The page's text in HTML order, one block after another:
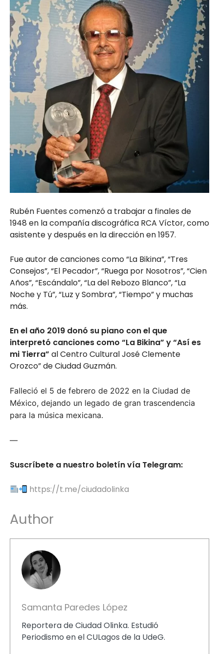
Rubén Fuentes comenzó a trabajar a finales de
1948 en la compañía discográfica RCA Víctor, como
asistente y después en la dirección en 1957.
Fue autor de canciones como “La Bikina”, “Tres
Consejos”, “El Pecador”, “Ruega por Nosotros”, “Cien
Años”, “Escándalo”, “La del Rebozo Blanco”, “La
Noche y Tú”, “Luz y Sombra”, “Tiempo” y muchas
más.
En el año 2019 donó su piano con el que
interpretó canciones como “La Bikina” y “Así es
mi Tierra” alCentro Cultural José Clemente
Orozco” de Ciudad Guzmán.
Falleció el 5 de febrero de 2022 en la Ciudad de
México, dejando un legado de gran trascendencia
para la música mexicana.
—
Suscríbete a nuestro boletín vía Telegram:
https://t.me/ciudadolinka
Author
Samanta Paredes López
Reportera de Ciudad Olinka. Estudió
Periodismo en el CULagos de la UdeG.